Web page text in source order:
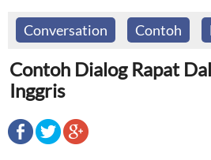
Conversation Contoh
Contoh Dialog Rapat
Inggris